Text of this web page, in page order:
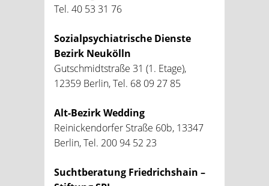
Tel. 40 53 31 76
Sozialpsychiatrische Dienste
Bezirk Neukölln
Gutschmidtstraße 31 (1. Etage),
12359 Berlin, Tel. 68 09 27 85
Alt-Bezirk Wedding
Reinickendorfer Straße 60b, 13347
Berlin, Tel. 200 94 52 23
Suchtberatung Friedrichshain –